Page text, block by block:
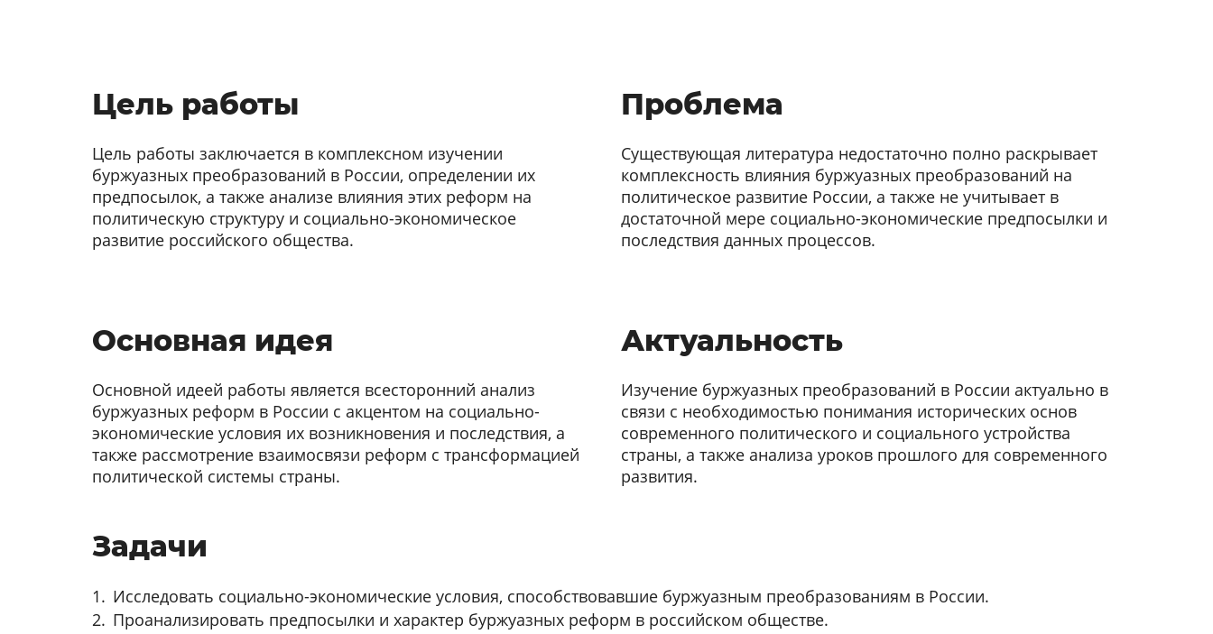
Цель работы
Цель работы заключается в комплексном изучении
буржуазных преобразований в России, определении их
предпосылок, а также анализе влияния этих реформ на
политическую структуру и социально-экономическое
развитие российского общества.
Проблема
Существующая литература недостаточно полно раскрывает
комплексность влияния буржуазных преобразований на
политическое развитие России, а также не учитывает в
достаточной мере социально-экономические предпосылки и
последствия данных процессов.
Основная идея
Основной идеей работы является всесторонний анализ
буржуазных реформ в России с акцентом на социально-
экономические условия их возникновения и последствия, а
также рассмотрение взаимосвязи реформ с трансформацией
политической системы страны.
Актуальность
Изучение буржуазных преобразований в России актуально в
связи с необходимостью понимания исторических основ
современного политического и социального устройства
страны, а также анализа уроков прошлого для современного
развития.
Задачи
Исследовать социально-экономические условия, способствовавшие буржуазным преобразованиям в России.
Проанализировать предпосылки и характер буржуазных реформ в российском обществе.